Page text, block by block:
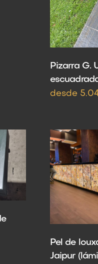
Pizarra G.
desde
Pel de
Jaipur